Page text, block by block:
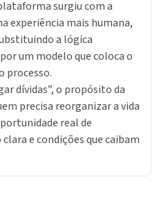
surgiu com a
experiência mais humana,
a lógica
um modelo que coloca o
processo.
dívidas”, o propósito da
precisa reorganizar a vida
real de
e condições que caibam